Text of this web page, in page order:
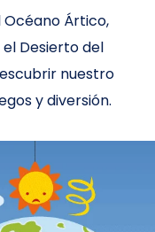
Océano Ártico,
Desierto del
nuestro
y diversión.